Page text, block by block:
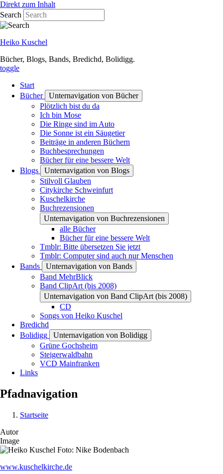
Direkt zum Inhalt
Search
Heiko Kuschel
Bücher, Blogs, Bands, Bredichd, Bolidigg.
toggle
Start
Bücher
Unternavigation von Bücher
Plötzlich bist du da
Ich bin Mose
Die Ringe sind im Auto
Die Sonne ist ein Säugetier
Beiträge in anderen Büchern
Buchbesprechungen
Bücher für eine bessere Welt
Blogs
Unternavigation von Blogs
Stilvoll Glauben
Citykirche Schweinfurt
Kuschelkirche
Buchrezensionen
Unternavigation von Buchrezensionen
alle Bücher
Bücher für eine bessere Welt
Tmblr: Bitte übersetzen Sie jetzt
Tmblr: Computer sind auch nur Menschen
Bands
Unternavigation von Bands
Band MehrBlick
Band ClipArt (bis 2008)
Unternavigation von Band ClipArt (bis 2008)
CD
Songs von Heiko Kuschel
Bredichd
Bolidigg
Unternavigation von Bolidigg
Grüne Gochsheim
Steigerwaldbahn
VCD Mainfranken
Links
Pfadnavigation
Startseite
Autor
Image
www.kuschelkirche.de